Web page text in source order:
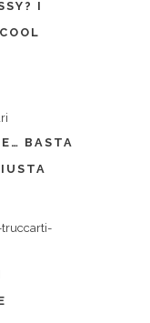
I
BASTA